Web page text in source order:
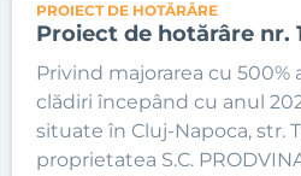
PROIECT DE HOTĂRÂRE
Proiect de hotărâre nr.
Privind majorarea cu
clădiri începând cu anul
situate în Cluj-Napoca, str.
proprietatea S.C.